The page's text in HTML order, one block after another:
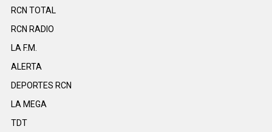
RCN TOTAL
RCN RADIO
LA F.M.
ALERTA
DEPORTES RCN
LA MEGA
TDT